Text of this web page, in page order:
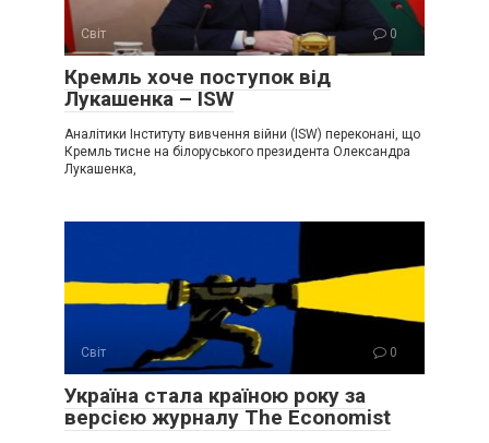
Світ 0
Крeмль хоче поступок від
Лукaшенка – ISW
Аналітики Інституту вивчення війни (ISW) переконані, що
Кремль тисне на білоруського президента Олександра
Лукашенка,
Світ 0
Україна стала країною року за
версією журналу The Economist